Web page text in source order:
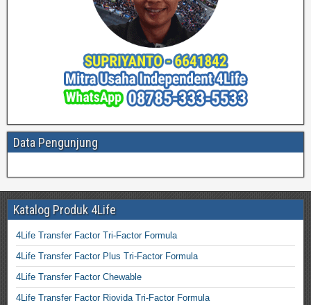
Data Pengunjung
Katalog Produk 4Life
4Life Transfer Factor Tri-Factor Formula
4Life Transfer Factor Plus Tri-Factor Formula
4Life Transfer Factor Chewable
4Life Transfer Factor Riovida Tri-Factor Formula